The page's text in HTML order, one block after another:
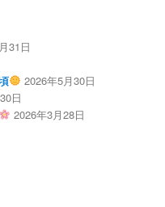
31日
2026年5月30日
日
2026年3月28日